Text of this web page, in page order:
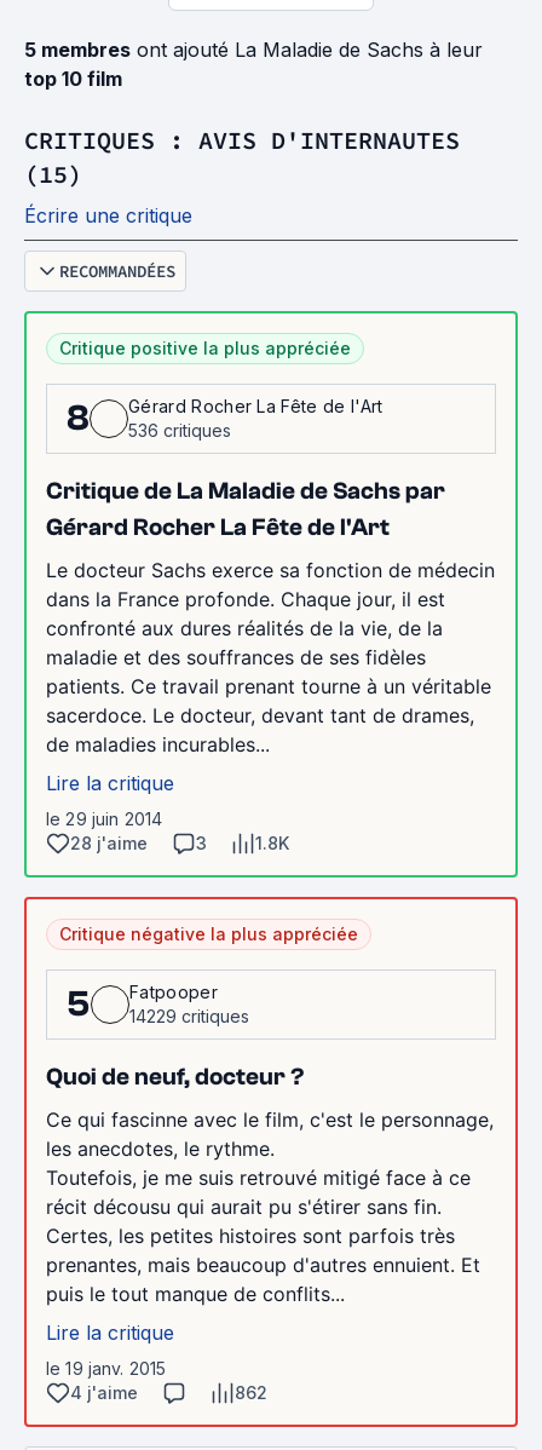
5 membres ont ajouté La Maladie de Sachs à leur
top 10 film
CRITIQUES : AVIS D'INTERNAUTES
(15)
Écrire une critique
RECOMMANDÉES
Critique positive la plus appréciée
8
Gérard Rocher La Fête de l'Art
536 critiques
Critique de La Maladie de Sachs par
Gérard Rocher La Fête de l'Art
Le docteur Sachs exerce sa fonction de médecin
dans la France profonde. Chaque jour, il est
confronté aux dures réalités de la vie, de la
maladie et des souffrances de ses fidèles
patients. Ce travail prenant tourne à un véritable
sacerdoce. Le docteur, devant tant de drames,
de maladies incurables...
Lire la critique
le 29 juin 2014
28 j'aime
3 1.8K
Critique négative la plus appréciée
5
Fatpooper
14229 critiques
Quoi de neuf, docteur ?
Ce qui fascinne avec le film, c'est le personnage,
les anecdotes, le rythme.
Toutefois, je me suis retrouvé mitigé face à ce
récit décousu qui aurait pu s'étirer sans fin.
Certes, les petites histoires sont parfois très
prenantes, mais beaucoup d'autres ennuient. Et
puis le tout manque de conflits...
Lire la critique
le 19 janv. 2015
4 j'aime
862